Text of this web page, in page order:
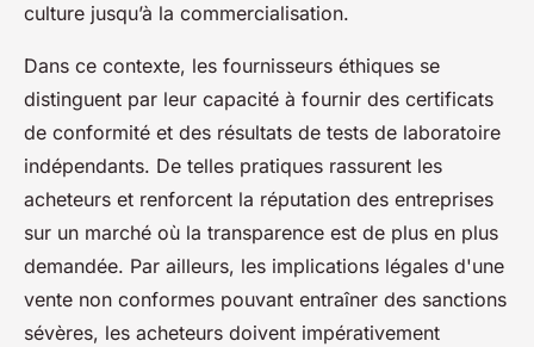
culture jusqu’à la commercialisation.
Dans ce contexte, les fournisseurs éthiques se
distinguent par leur capacité à fournir des certificats
de conformité et des résultats de tests de laboratoire
indépendants. De telles pratiques rassurent les
acheteurs et renforcent la réputation des entreprises
sur un marché où la transparence est de plus en plus
demandée. Par ailleurs, les implications légales d'une
vente non conformes pouvant entraîner des sanctions
sévères, les acheteurs doivent impérativement